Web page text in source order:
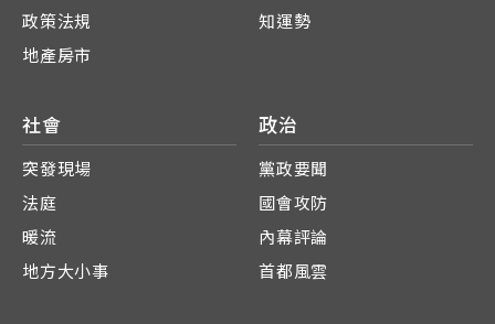
政策法規
地產房市
知運勢
社會
突發現場
法庭
暖流
地方大小事
政治
黨政要聞
國會攻防
內幕評論
首都風雲